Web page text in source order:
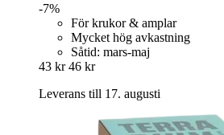
-7%
För krukor & amplar
Mycket hög avkastning
Såtid: mars-maj
43 kr 46 kr
Leverans till 17. augusti